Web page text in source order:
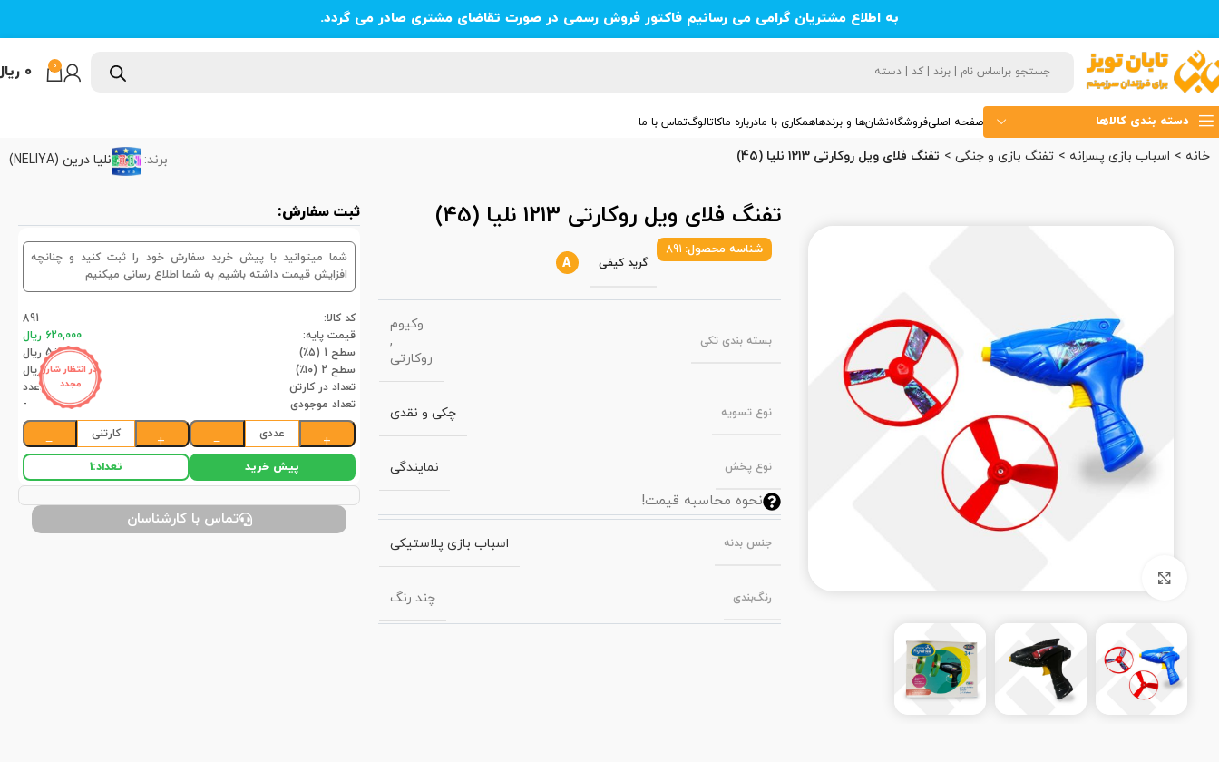
به اطلاع مشتریان گرامی می رسانیم فاکتور فروش رسمی در صورت تقاضای مشتری صادر می گردد.
0 ۰
دسته بندی کالاها صفحه اصلیفروشگاهنشان‌ها و برندهاهمکاری با مادرباره ماکاتالوگتماس با ما
خانه اسباب بازی پسرانه تفنگ بازی و جنگی تفنگ فلای ویل روکارتی 1213 نلیا (45) برند: نلیا درین (NELIYA)
تفنگ فلای ویل روکارتی 1213 نلیا (45)
شناسه محصول: 891
گرید کیفی A
بسته‌ بندی تکی
وکیوم
,
روکارتی
نوع تسویه چکی و نقدی
نوع پخش نمایندگی
نحوه محاسبه قیمت!
جنس بدنه اسباب بازی پلاستیکی
رنگ‌بندی چند رنگ
ثبت سفارش:
شما میتوانید با پیش خرید سفارش خود را ثبت کنید و چنانچه
افزایش قیمت داشته باشیم به شما اطلاع رسانی میکنیم
در انتظار شارژ
مجدد
کد کالا:
891
قیمت پایه:
620,000 ریال
سطح 1 (۵٪)
589,000 ریال
سطح 2 (۱۰٪)
558,000 ریال
تعداد در کارتن
45عدد
تعداد موجودی
-
+
عددی
−
+
کارتنی
−
پیش خرید تعداد:1
تماس با کارشناسان